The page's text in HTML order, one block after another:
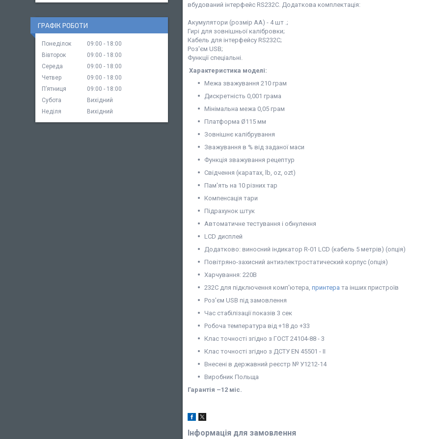
вбудований інтерфейс RS232С. Додаткова комплектація:
Акумулятори (розмір АА) - 4 шт .;
Гирі для зовнішньої калібровки;
Кабель для інтерфейсу RS232С;
Роз'єм USB;
Функції спеціальні.
Характеристика моделі:
Межа зважування 210 грам
Дискретність 0,001 грама
Мінімальна межа 0,05 грам
Платформа Ø115 мм
Зовнішнє калібрування
Зважування в % від заданої маси
Функція зважування рецептур
Свідчення (каратах, lb, oz, ozt)
Пам'ять на 10 різних тар
Компенсація тари
Підрахунок штук
Автоматичне тестування і обнулення
LCD дисплей
Додатково: виносний індикатор R-01 LCD (кабель 5 метрів) (опція)
Повітряно-захисний антиэлектростатический корпус (опція)
Харчування: 220В
232C для підключення комп'ютера, принтера та інших пристроїв
Роз'єм USB під замовлення
Час стабілізації показів 3 сек
Робоча температура від +18 до +33
Клас точності згідно з ГОСТ 24104-88 - 3
Клас точності згідно з ДСТУ EN 45501 - II
Внесені в державний реєстр № У1212-14
Виробник Польща
Гарантія –12 міс.
Інформація для замовлення
ГРАФІК РОБОТИ
Понеділок 09:00
18:00
Вівторок
09:00
18:00
Середа
09:00
18:00
Четвер
09:00
18:00
Пʼятниця
09:00
18:00
Субота
Вихідний
Неділя
Вихідний